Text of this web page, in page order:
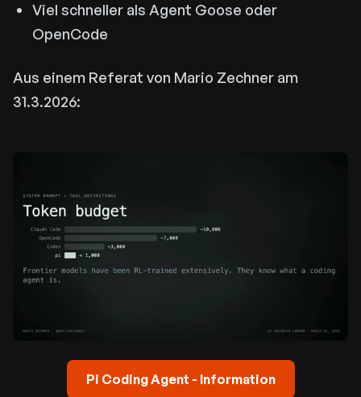
Viel schneller als Agent Goose oder
OpenCode
Aus einem Referat von Mario Zechner am
31.3.2026:
Pi Coding Agent - Information